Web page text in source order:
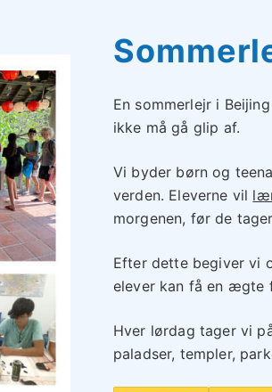
En sommerlejr i
ikke må gå glip af.
Vi byder børn og
verden. Eleverne vil
morgenen, før de
Efter dette begiver vi
elever kan få en ægte
Hver lørdag tager vi
paladser, templer,